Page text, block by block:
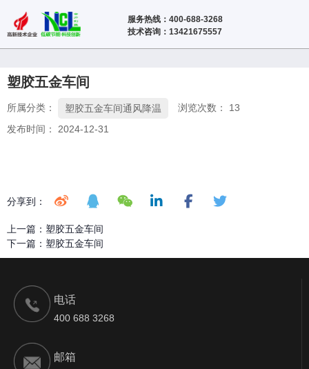
服务热线：400-688-3268
技术咨询：13421675557
塑胶五金车间
所属分类： 塑胶五金车间通风降温 浏览次数： 13
发布时间： 2024-12-31
分享到：
上一篇： 塑胶五金车间
下一篇： 塑胶五金车间
电话
400 688 3268
邮箱